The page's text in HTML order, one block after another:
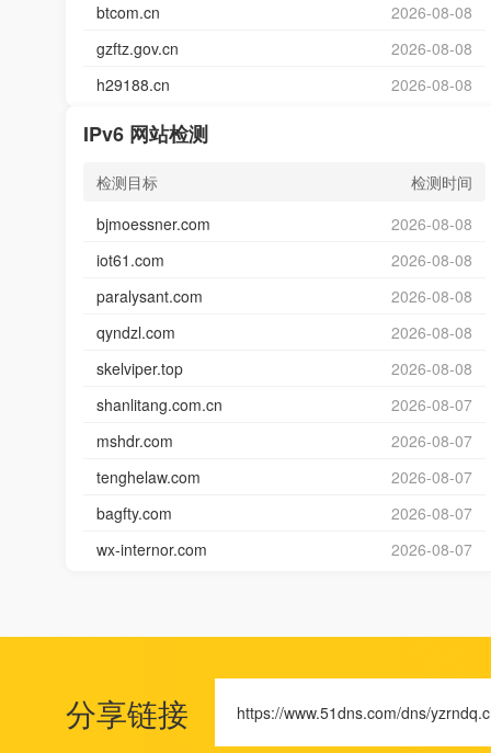
btcom.cn
2026-08-08
gzftz.gov.cn
2026-08-08
h29188.cn
2026-08-08
IPv6 网站检测
检测目标
检测时间
bjmoessner.com
2026-08-08
iot61.com
2026-08-08
paralysant.com
2026-08-08
qyndzl.com
2026-08-08
skelviper.top
2026-08-08
shanlitang.com.cn
2026-08-07
mshdr.com
2026-08-07
tenghelaw.com
2026-08-07
bagfty.com
2026-08-07
wx-internor.com
2026-08-07
分享链接 https://www.51dns.com/dns/